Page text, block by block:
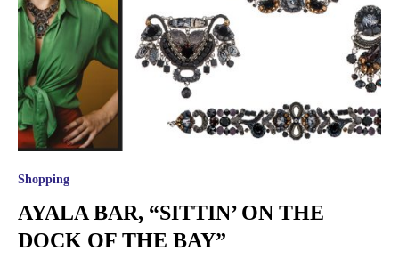
Shopping
AYALA BAR, “SITTIN’ ON THE
DOCK OF THE BAY”